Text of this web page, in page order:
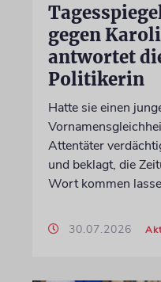
gegen
antwortet
Politikerin
Hatte sie einen
Attentäter
und beklagt, die
Wort kommen
30.07.2026